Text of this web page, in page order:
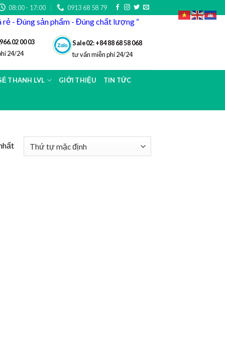
08:00 - 17:00 0913 68 58 79
rẻ - Đúng sản phẩm - Đúng chất lượng “
966.02 00 03
24/24
Sale02: +84 88 68 58 068
tư vấn miễn phí 24/24
THANH LVL GIỚI THIỆU TIN TỨC